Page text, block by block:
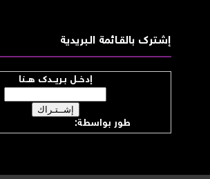
إشــترك بالقـــائمة الــبريدية
إدخــل بـريــدك هــنا
طور بواسطة:موقع صدى حضرموت